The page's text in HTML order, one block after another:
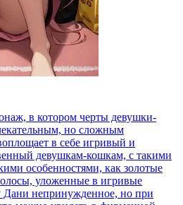
в котором черты девушки-
но сложным
в себе игривый и
девушкам-кошкам, с такими
особенностями, как золотые
уложенные в игривые
Дани непринужденное, но при